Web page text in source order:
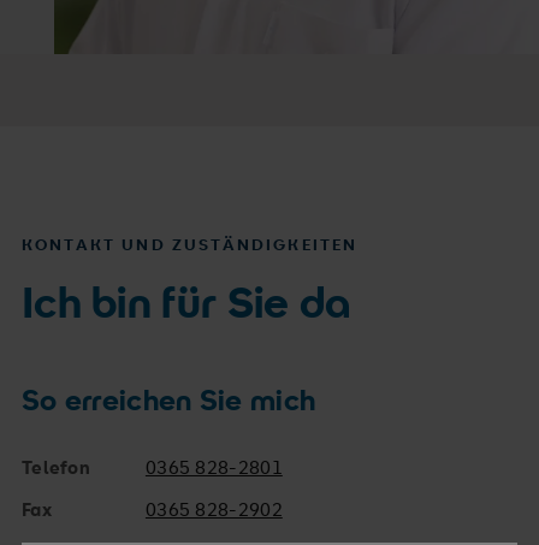
KONTAKT UND ZUSTÄNDIGKEITEN
Ich bin für Sie da
So erreichen Sie mich
Telefon
0365 828-2801
Fax
0365 828-2902